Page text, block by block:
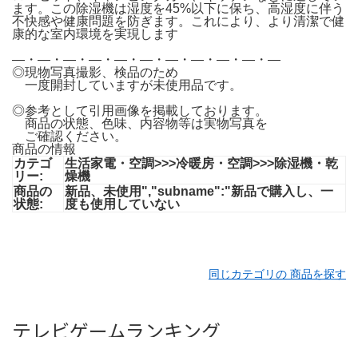
ます。この除湿機は湿度を45%以下に保ち、高湿度に伴う
不快感や健康問題を防ぎます。これにより、より清潔で健
康的な室内環境を実現します
―・―・―・―・―・―・―・―・―・―・―
︎︎︎︎◎現物写真撮影、検品のため
一度開封していますが未使用品です。
◎参考として引用画像を掲載しております。
商品の状態、色味、内容物等は実物写真を
ご確認ください。
商品の情報
カテゴ
リー:
生活家電・空調>>>冷暖房・空調>>>除湿機・乾
燥機
商品の
状態:
新品、未使用","subname":"新品で購入し、一
度も使用していない
同じカテゴリの 商品を探す
テレビゲームランキング